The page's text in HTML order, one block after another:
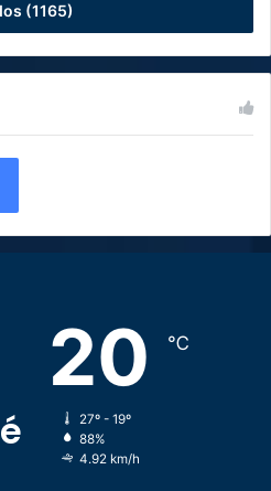
(1165)
20 ℃
27º - 19º
88%
4.92 km/h